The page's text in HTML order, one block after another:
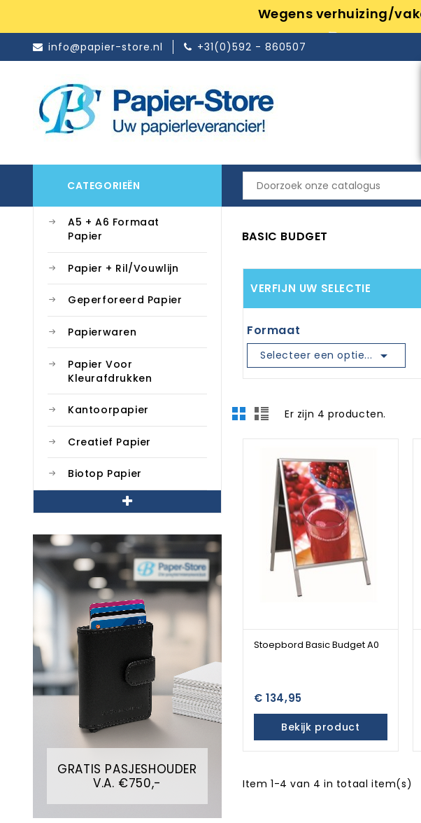
Wegens verhuizing/
info@papier-store.nl +31(0)592 - 860507
CATEGORIEËN
A5 + A6 Formaat
Papier
Papier + Ril/Vouwlijn
Geperforeerd Papier
Papierwaren
Papier Voor
Kleurafdrukken
Kantoorpapier
Creatief Papier
Biotop Papier
GRATIS PASJESHOUDER
V.A. €750,-
BASIC BUDGET
VERFIJN UW SELECTIE
Formaat
Selecteer een optie... 
Er zijn 4 producten.
Stoepbord Basic Budget A0
€ 134,95
Bekijk product
Item 1-4 van 4 in totaal item(s)